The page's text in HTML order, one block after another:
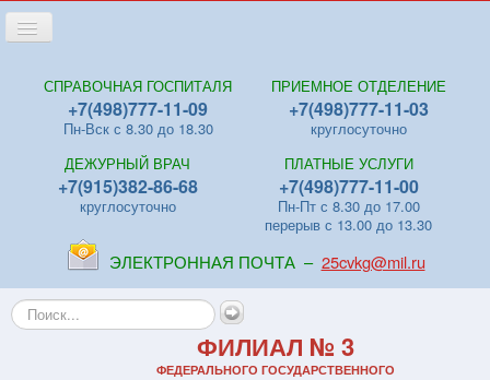
Переключить
навигацию
Новости
Отделения
Поликлиники
Контакты
Видео
СПРАВОЧНАЯ ГОСПИТАЛЯ
+7(498)777-11-09
Пн-Вск с 8.30 до 18.30
ПРИЕМНОЕ ОТДЕЛЕНИЕ
+7(498)777-11-03
круглосуточно
ДЕЖУРНЫЙ ВРАЧ
+7(915)382-86-68
круглосуточно
ПЛАТНЫЕ УСЛУГИ
+7(498)777-11-00
Пн-Пт с 8.30 до 17.00
перерыв с 13.00 до 13.30
ЭЛЕКТРОННАЯ ПОЧТА – 25cvkg@mil.ru
Искать...
ФИЛИАЛ № 3
ФЕДЕРАЛЬНОГО ГОСУДАРСТВЕННОГО